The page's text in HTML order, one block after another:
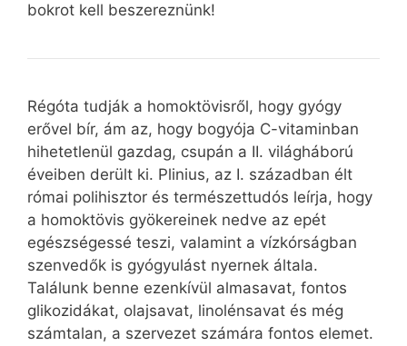
bokrot kell beszereznünk!
Régóta tudják a homoktövisről, hogy gyógy
erővel bír, ám az, hogy bogyója C-vitaminban
hihetetlenül gazdag, csupán a II. világháború
éveiben derült ki. Plinius, az I. században élt
római polihisztor és természettudós leírja, hogy
a homoktövis gyökereinek nedve az epét
egészségessé teszi, valamint a vízkórságban
szenvedők is gyógyulást nyernek általa.
Találunk benne ezenkívül almasavat, fontos
glikozidákat, olajsavat, linolénsavat és még
számtalan, a szervezet számára fontos elemet.